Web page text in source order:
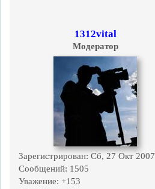
1312vital
Модератор
Зарегистрирован: Сб, 27 Окт 2007
Сообщений: 1505
Уважение: +153